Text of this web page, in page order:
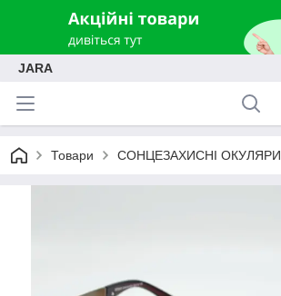
JARA
Товари СОНЦЕЗАХИСНІ ОКУЛЯРИ